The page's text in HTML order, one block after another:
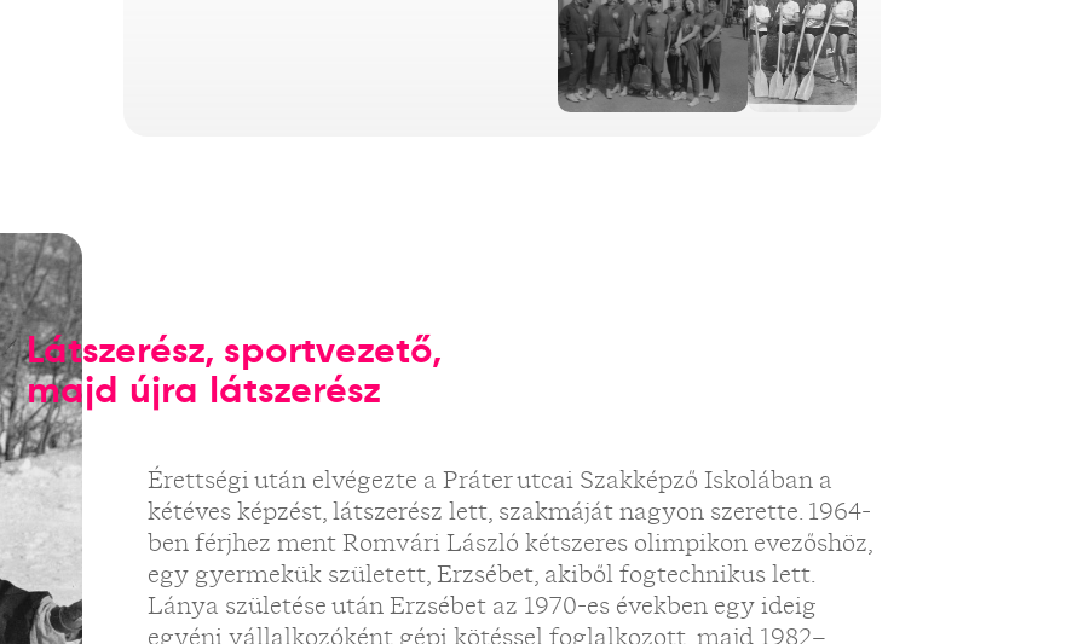
Látszerész, sportvezető,
majd újra látszerész
Érettségi után elvégezte a Práter utcai Szakképző Iskolában a
kétéves képzést, látszerész lett, szakmáját nagyon szerette. 1964-
ben férjhez ment Romvári László kétszeres olimpikon evezőshöz,
egy gyermekük született, Erzsébet, akiből fogtechnikus lett.
Lánya születése után Erzsébet az 1970-es években egy ideig
egyéni vállalkozóként gépi kötéssel foglalkozott, majd 1982–